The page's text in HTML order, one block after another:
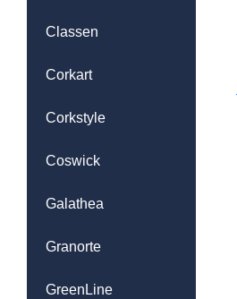
Classen
Corkart
Corkstyle
Coswick
Galathea
Granorte
GreenLine